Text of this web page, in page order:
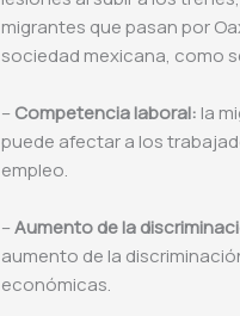
migrantes que pasan por
sociedad mexicana, como
– Competencia laboral: la
puede afectar a los
empleo.
–Aumento de la
aumento de la
económicas.